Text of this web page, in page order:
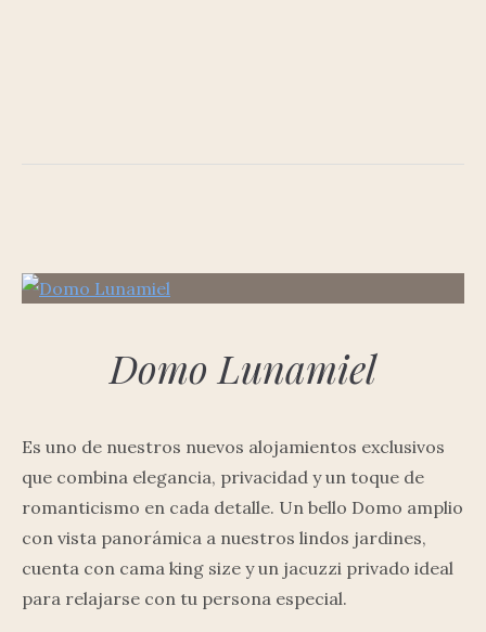
Domo Lunamiel
Es uno de nuestros nuevos alojamientos exclusivos
que combina elegancia, privacidad y un toque de
romanticismo en cada detalle. Un bello Domo amplio
con vista panorámica a nuestros lindos jardines,
cuenta con cama king size y un jacuzzi privado ideal
para relajarse con tu persona especial.